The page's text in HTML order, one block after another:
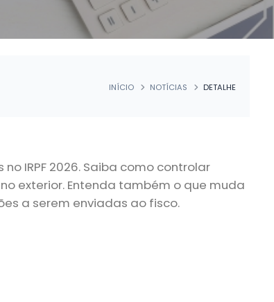
INÍCIO NOTÍCIAS DETALHE
IRPF 2026. Saiba como controlar
exterior. Entenda também o que muda
a serem enviadas ao fisco.